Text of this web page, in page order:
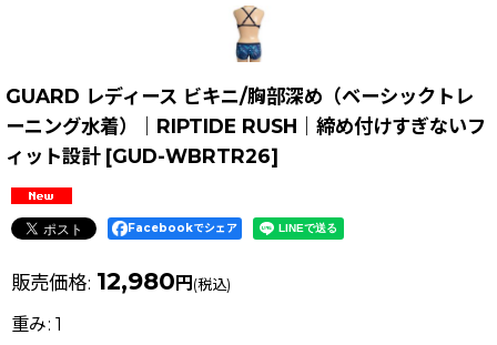
GUARD レディース ビキニ/胸部深め（ベーシックトレ
ーニング水着）｜RIPTIDE RUSH｜締め付けすぎないフ
ィット設計 [GUD-WBRTR26]
Facebookでシェア
販売価格: 12,980 円 (税込)
重み: 1